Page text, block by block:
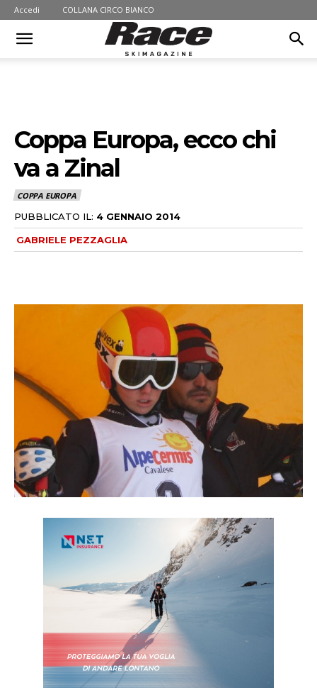
Accedi COLLANA CIRCO BIANCO
Coppa Europa, ecco chi
va a Zinal
COPPA EUROPA
PUBBLICATO IL: 4 GENNAIO 2014
GABRIELE PEZZAGLIA